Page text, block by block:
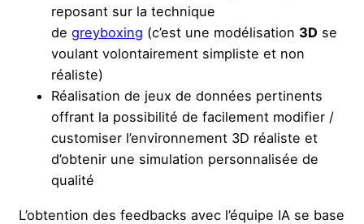
reposant sur la technique
de greyboxing (c’est une modélisation 3D se
voulant volontairement simpliste et non
réaliste)
Réalisation de jeux de données pertinents
offrant la possibilité de facilement modifier /
customiser l’environnement 3D réaliste et
d’obtenir une simulation personnalisée de
qualité
L’obtention des feedbacks avec l’équipe IA se base